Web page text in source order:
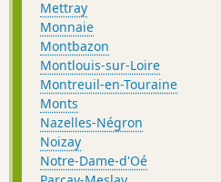
Mettray
Monnaie
Montbazon
Montlouis-sur-Loire
Montreuil-en-Touraine
Monts
Nazelles-Négron
Noizay
Notre-Dame-d'Oé